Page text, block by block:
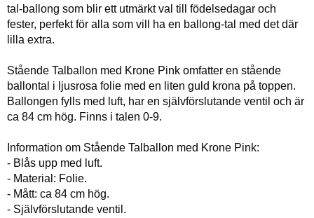
tal-ballong som blir ett utmärkt val till födelsedagar och
fester, perfekt för alla som vill ha en ballong-tal med det där
lilla extra.
Stående Talballon med Krone Pink omfatter en stående
ballontal i ljusrosa folie med en liten guld krona på toppen.
Ballongen fylls med luft, har en självförslutande ventil och är
ca 84 cm hög. Finns i talen 0-9.
Information om Stående Talballon med Krone Pink:
- Blås upp med luft.
- Material: Folie.
- Mått: ca 84 cm hög.
- Självförslutande ventil.